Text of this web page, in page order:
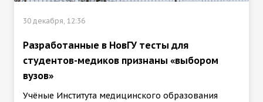
30 декабря, 12:36
Разработанные в НовГУ тесты для
студентов-медиков признаны «выбором
вузов»
Учёные Института медицинского образования